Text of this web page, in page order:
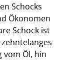
Schocks
Ökonomen
Schock ist
vom Öl, hin